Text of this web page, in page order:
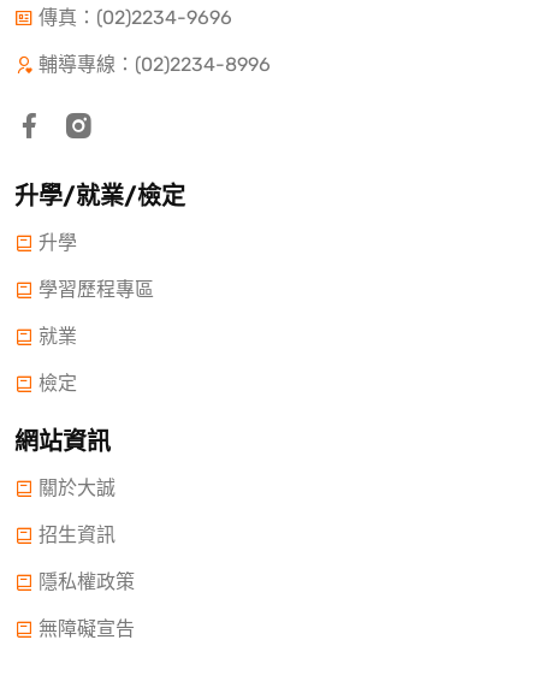
傳真：(02)2234-9696
輔導專線：(02)2234-8996
升學/就業/檢定
升學
學習歷程專區
就業
檢定
網站資訊
關於大誠
招生資訊
隱私權政策
無障礙宣告